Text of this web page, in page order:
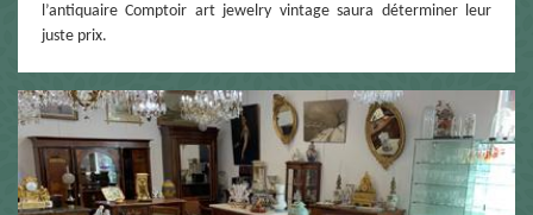
l’antiquaire Comptoir art jewelry vintage saura déterminer leur
juste prix.